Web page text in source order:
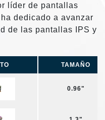
líder de pantallas
dedicado a avanzar
de las pantallas IPS y
TAMAÑO
0.96"